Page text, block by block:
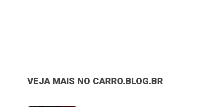
VEJA MAIS NO CARRO.BLOG.BR